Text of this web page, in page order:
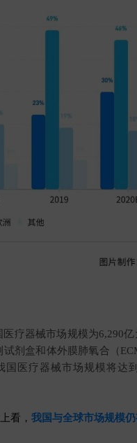
疗器械市场规模为6,290
剂盒和体外膜肺氧合（
医疗器械市场规模将达
看， 我国与全球市场规模